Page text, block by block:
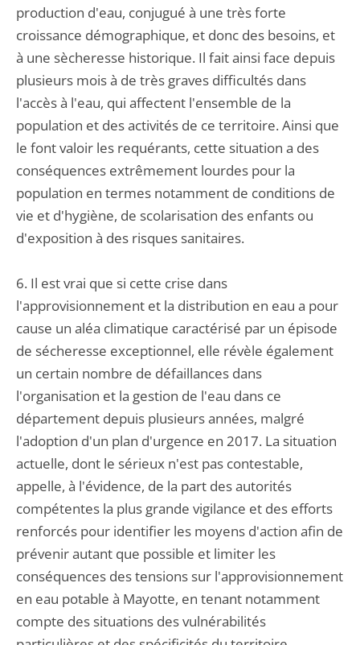
production d'eau, conjugué à une très forte
croissance démographique, et donc des besoins, et
à une sècheresse historique. Il fait ainsi face depuis
plusieurs mois à de très graves difficultés dans
l'accès à l'eau, qui affectent l'ensemble de la
population et des activités de ce territoire. Ainsi que
le font valoir les requérants, cette situation a des
conséquences extrêmement lourdes pour la
population en termes notamment de conditions de
vie et d'hygiène, de scolarisation des enfants ou
d'exposition à des risques sanitaires.
6. Il est vrai que si cette crise dans
l'approvisionnement et la distribution en eau a pour
cause un aléa climatique caractérisé par un épisode
de sécheresse exceptionnel, elle révèle également
un certain nombre de défaillances dans
l'organisation et la gestion de l'eau dans ce
département depuis plusieurs années, malgré
l'adoption d'un plan d'urgence en 2017. La situation
actuelle, dont le sérieux n'est pas contestable,
appelle, à l'évidence, de la part des autorités
compétentes la plus grande vigilance et des efforts
renforcés pour identifier les moyens d'action afin de
prévenir autant que possible et limiter les
conséquences des tensions sur l'approvisionnement
en eau potable à Mayotte, en tenant notamment
compte des situations des vulnérabilités